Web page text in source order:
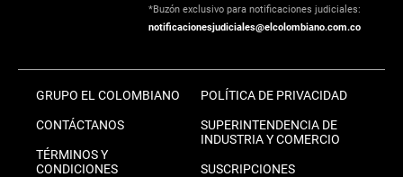
*Buzón exclusivo para notificaciones judiciales:
notificacionesjudiciales@elcolombiano.com.co
GRUPO EL COLOMBIANO
CONTÁCTANOS
TÉRMINOS Y
CONDICIONES
POLÍTICA DE PRIVACIDAD
SUPERINTENDENCIA DE
INDUSTRIA Y COMERCIO
SUSCRIPCIONES